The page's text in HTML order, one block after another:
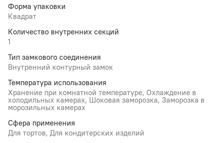
Форма упаковки
Квадрат
Количество внутренних секций
1
Тип замкового соединения
Внутренний контурный замок
Температура использования
Хранение при комнатной температуре, Охлаждение в
холодильных камерах, Шоковая заморозка, Заморозка в
морозильных камерах
Сфера применения
Для тортов, Для кондитерских изделий